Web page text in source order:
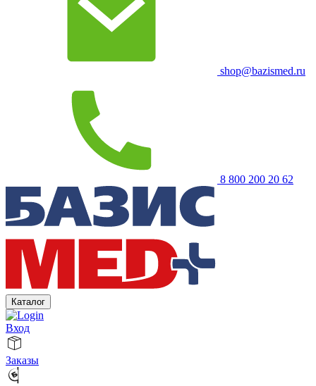
shop@bazismed.ru
8 800 200 20 62
Каталог
Вход
Заказы